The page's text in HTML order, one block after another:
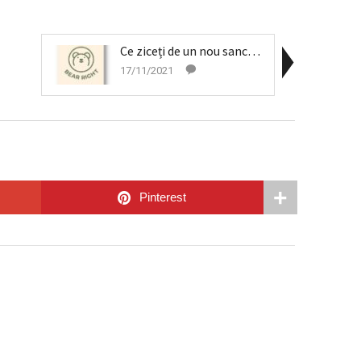
Ce ziceți de un nou sanctuar al urșilor în România...
17/11/2021
Pinterest